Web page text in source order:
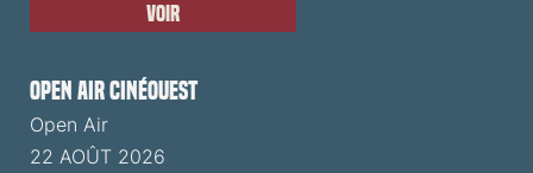
Voir
Open Air CinéOuest
Open Air
22 AOÛT 2026